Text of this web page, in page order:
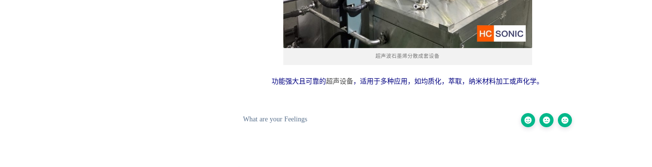
超声波石墨烯分散成套设备
功能强大且可靠的超声设备，适用于多种应用，如均质化，萃取，纳米材料加工或声化学。
What are your Feelings